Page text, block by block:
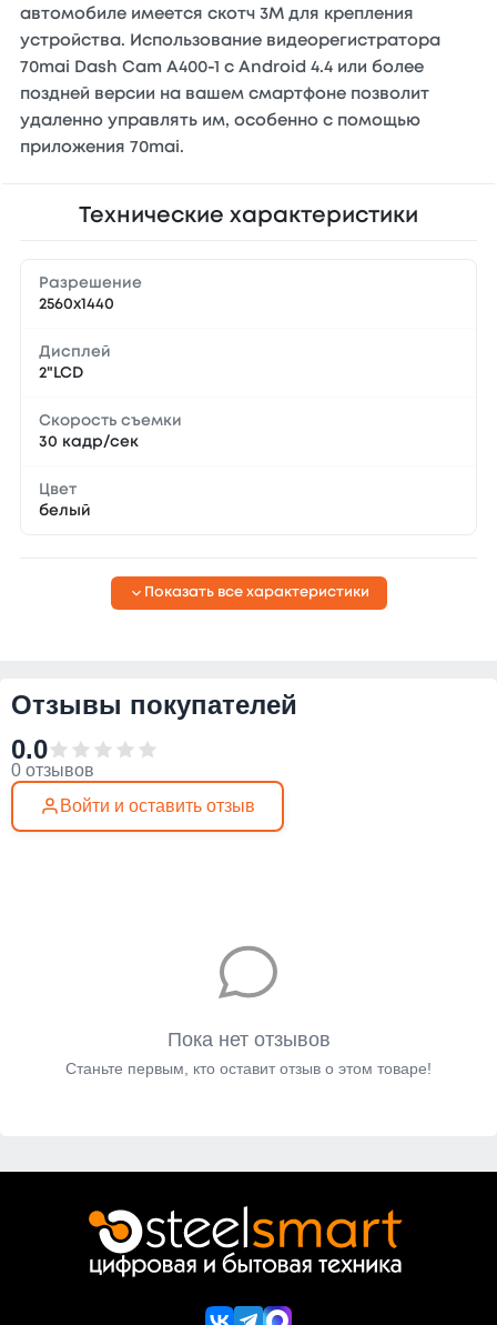
автомобиле имеется скотч 3М для крепления
устройства. Использование видеорегистратора
70mai Dash Cam A400-1 с Android 4.4 или более
поздней версии на вашем смартфоне позволит
удаленно управлять им, особенно с помощью
приложения 70mai.
Технические характеристики
Разрешение
2560х1440
Дисплей
2"LCD
Скорость съемки
30 кадр/сек
Цвет
белый
Показать все характеристики
Отзывы покупателей
0.0
0 отзывов
Войти и оставить отзыв
Пока нет отзывов
Станьте первым, кто оставит отзыв о этом товаре!